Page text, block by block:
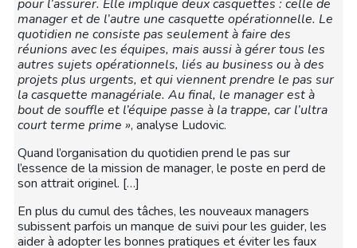
pour l’assurer. Elle implique deux casquettes : celle de
manager et de l’autre une casquette opérationnelle. Le
quotidien ne consiste pas seulement à faire des
réunions avec les équipes, mais aussi à gérer tous les
autres sujets opérationnels, liés au business ou à des
projets plus urgents, et qui viennent prendre le pas sur
la casquette managériale. Au final, le manager est à
bout de souffle et l’équipe passe à la trappe, car l’ultra
court terme prime », analyse Ludovic.
Quand l’organisation du quotidien prend le pas sur
l’essence de la mission de manager, le poste en perd de
son attrait originel. […]
En plus du cumul des tâches, les nouveaux managers
subissent parfois un manque de suivi pour les guider, les
aider à adopter les bonnes pratiques et éviter les faux